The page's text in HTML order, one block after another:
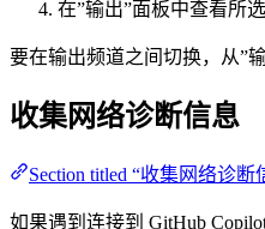
在”输出”面板中查看所
要在输出频道之间切换，从”
收集网络诊断信息
Section titled “收集网络诊断
如果遇到连接到 GitHub